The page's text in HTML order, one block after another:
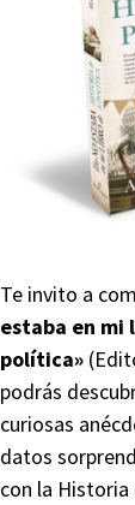
Te invito a
estaba en mi
política»
podrás
curiosas
datos
con la